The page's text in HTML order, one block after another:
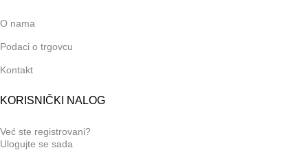
O nama
Podaci o trgovcu
Kontakt
KORISNIČKI NALOG
Već ste registrovani?
Ulogujte se sada